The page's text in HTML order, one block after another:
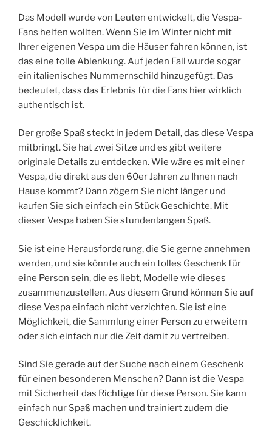
Das Modell wurde von Leuten entwickelt, die Vespa-
Fans helfen wollten. Wenn Sie im Winter nicht mit
Ihrer eigenen Vespa um die Häuser fahren können, ist
das eine tolle Ablenkung. Auf jeden Fall wurde sogar
ein italienisches Nummernschild hinzugefügt. Das
bedeutet, dass das Erlebnis für die Fans hier wirklich
authentisch ist.
Der große Spaß steckt in jedem Detail, das diese Vespa
mitbringt. Sie hat zwei Sitze und es gibt weitere
originale Details zu entdecken. Wie wäre es mit einer
Vespa, die direkt aus den 60er Jahren zu Ihnen nach
Hause kommt? Dann zögern Sie nicht länger und
kaufen Sie sich einfach ein Stück Geschichte. Mit
dieser Vespa haben Sie stundenlangen Spaß.
Sie ist eine Herausforderung, die Sie gerne annehmen
werden, und sie könnte auch ein tolles Geschenk für
eine Person sein, die es liebt, Modelle wie dieses
zusammenzustellen. Aus diesem Grund können Sie auf
diese Vespa einfach nicht verzichten. Sie ist eine
Möglichkeit, die Sammlung einer Person zu erweitern
oder sich einfach nur die Zeit damit zu vertreiben.
Sind Sie gerade auf der Suche nach einem Geschenk
für einen besonderen Menschen? Dann ist die Vespa
mit Sicherheit das Richtige für diese Person. Sie kann
einfach nur Spaß machen und trainiert zudem die
Geschicklichkeit.